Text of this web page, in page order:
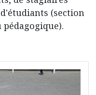
(section